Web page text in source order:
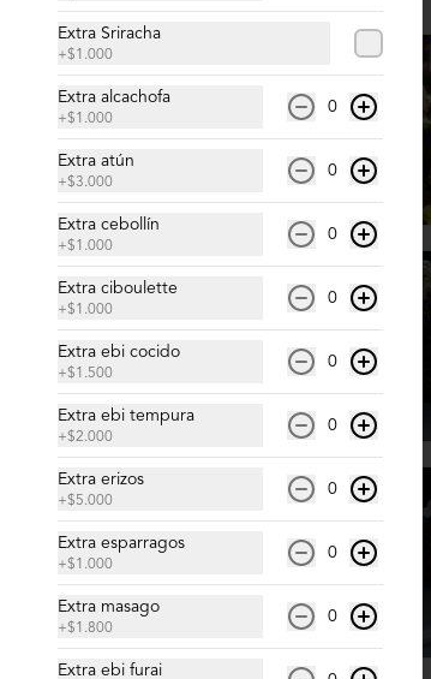
Gunkan Camarón Especial
(2 piezas)
Camarón, mayo tigre de la casa,
ciboulette y quinoa crocante.
Gunkan Spicy del Día (2
piezas)
Nigiri Atún (2 piezas)
Bolitas de arroz cubiertas por atún.
Extra Sriracha
+$1.000
Extra alcachofa
+$1.000
0
Extra atún
+$3.000
0
Extra cebollín
+$1.000
0
Extra ciboulette
+$1.000
0
Extra ebi cocido
+$1.500
0
Extra ebi tempura
+$2.000
0
Extra erizos
+$5.000
0
Extra esparragos
+$1.000
0
Extra masago
+$1.800
0
Extra ebi furai